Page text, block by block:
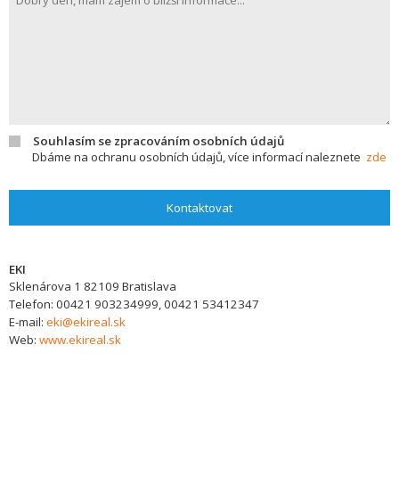
Souhlasím se zpracováním osobních údajů
Dbáme na ochranu osobních údajů, více informací naleznete zde
Kontaktovat
EKI
Sklenárova 1 82109 Bratislava
Telefon: 00421 903234999, 00421 53412347
E-mail: eki@ekireal.sk
Web: www.ekireal.sk